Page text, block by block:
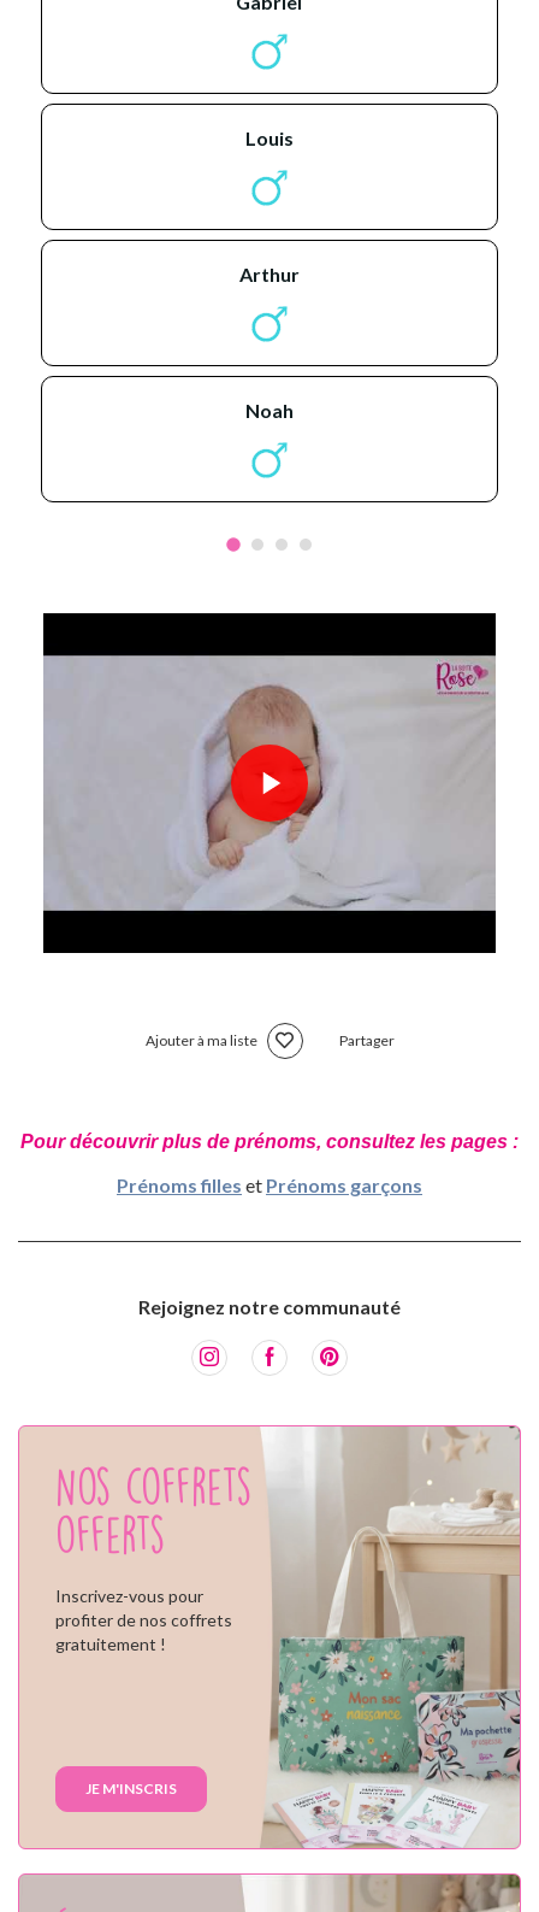
louis
arthur
noah
Ajouter à ma liste Partager
Pour découvrir plus de prénoms, consultez les pages :
Prénoms filles et Prénoms garçons
Rejoignez notre communauté
Nos coffrets
offerts
Inscrivez-vous pour
profiter de nos coffrets
gratuitement !
JE M'INSCRIS